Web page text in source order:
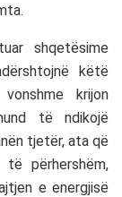
shqetësime
këtë
krijon
të ndikojë
tjetër, ata që
përhershëm,
e energjisë